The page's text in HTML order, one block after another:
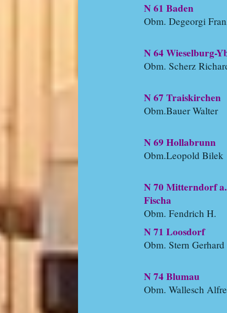
N 61 Baden
Obm. Degeorgi
N 64 Wieselburg-
Obm. Scherz
N 67 Traiskirchen
Obm.Bauer Walter
N 69 Hollabrunn
Obm.Leopold Bilek
N 70 Mitterndorf
Fischa
Obm. Fendrich H.
N 71 Loosdorf
Obm. Stern Gerhard
N 74 Blumau
Obm. Wallesch